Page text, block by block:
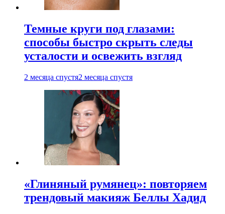
Темные круги под глазами:
способы быстро скрыть следы
усталости и освежить взгляд
2 месяца спустя2 месяца спустя
«Глиняный румянец»: повторяем
трендовый макияж Беллы Хадид